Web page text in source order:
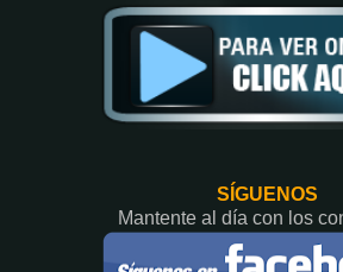
SÍGUENOS
Mantente al día con los